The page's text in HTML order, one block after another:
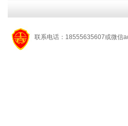
联系电话：18555635607或微信